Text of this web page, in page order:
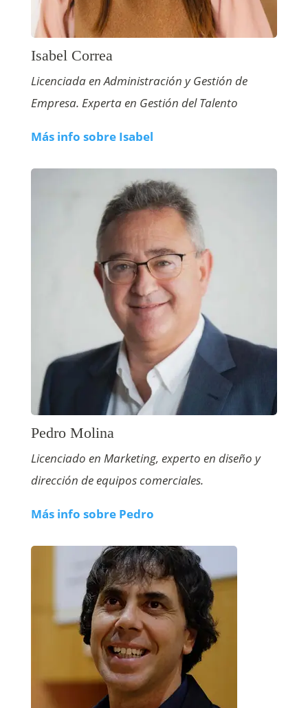
Isabel Correa
Licenciada en Administración y Gestión de
Empresa. Experta en Gestión del Talento
Más info sobre Isabel
Pedro Molina
Licenciado en Marketing, experto en diseño y
dirección de equipos comerciales.
Más info sobre Pedro